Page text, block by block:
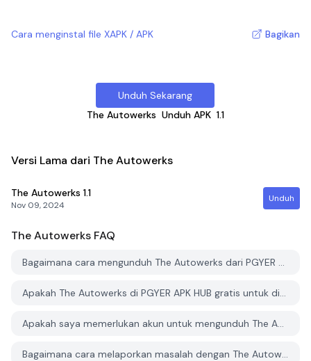
Cara menginstal file XAPK / APK Bagikan
Unduh Sekarang
The Autowerks Unduh APK 1.1
Versi Lama dari The Autowerks
The Autowerks 1.1
Nov 09, 2024
Unduh
The Autowerks FAQ
Bagaimana cara mengunduh The Autowerks dari PGYER APK HUB?
Apakah The Autowerks di PGYER APK HUB gratis untuk diunduh?
Apakah saya memerlukan akun untuk mengunduh The Autowerks dari PGYER APK HUB?
Bagaimana cara melaporkan masalah dengan The Autowerks di PGYER APK HUB?